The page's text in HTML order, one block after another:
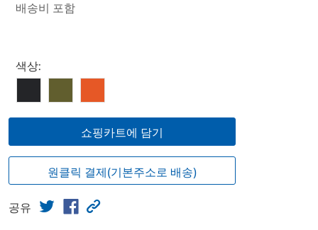
배송비 포함
Select product
색상:
쇼핑카트에 담기
원클릭 결제(기본주소로 배송)
공유